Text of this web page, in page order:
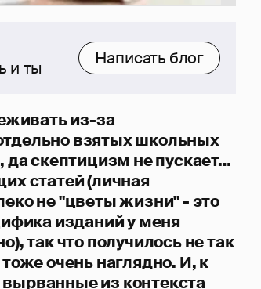
и ты
Написать блог
из-за
взятых школьных
скептицизм не пускает…
статей (личная
не "цветы жизни" - это
изданий у меня
так что получилось не так
очень наглядно. И, к
из контекста